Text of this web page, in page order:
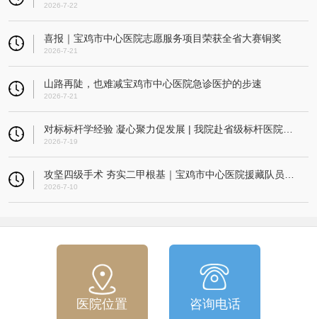
2026-7-22
喜报｜宝鸡市中心医院志愿服务项目荣获全省大赛铜奖
2026-7-21
山路再陡，也难减宝鸡市中心医院急诊医护的步速
2026-7-21
2026-7-19
2026-7-10
医院位置 咨询电话